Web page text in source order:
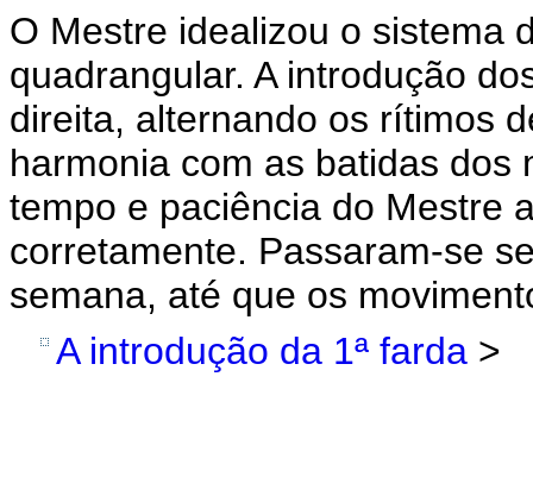
O Mestre idealizou o sistema
quadrangular. A introdução
direita, alternando os rítimos
harmonia com as batidas dos
tempo e paciência do Mestre
corretamente. Passaram-se
semana, até que os
A introdução da 1ª farda >